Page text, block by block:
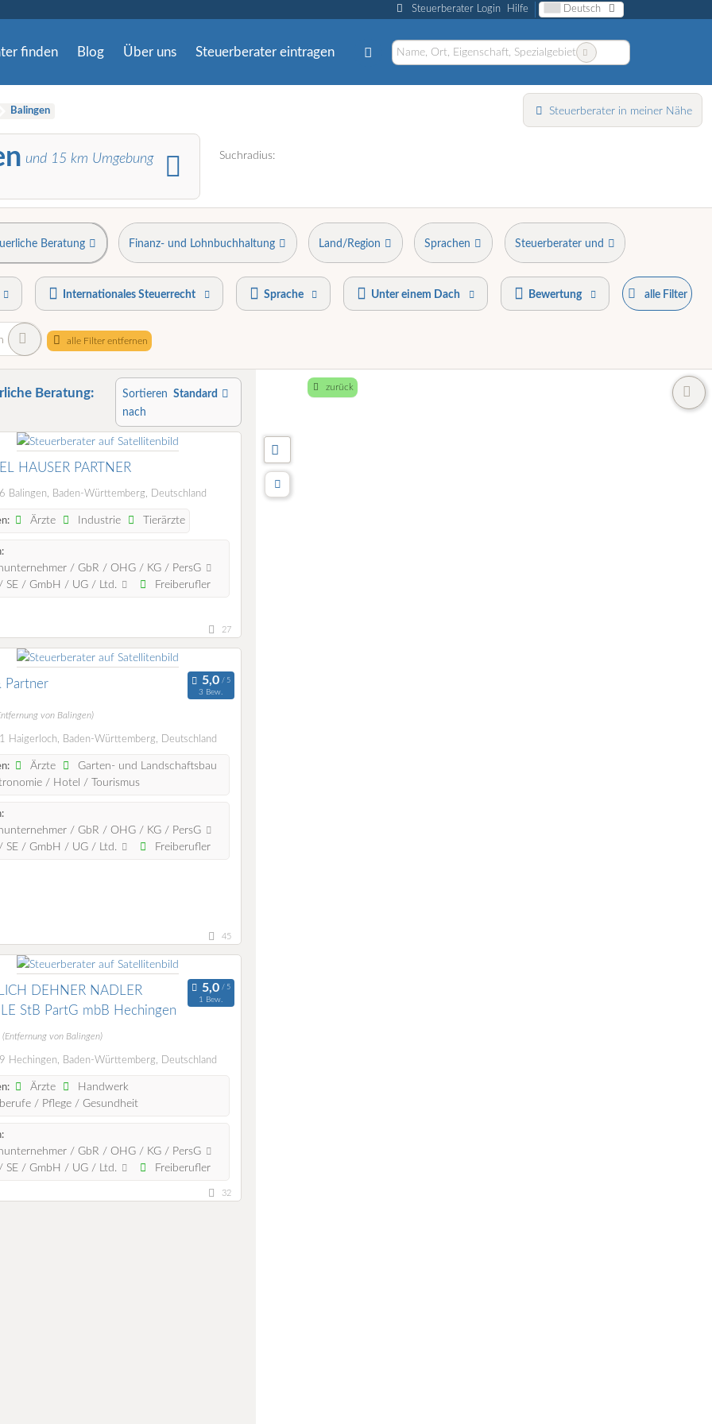
Steuerberater Login Hilfe Deutsch
finden Blog Über uns Steuerberater eintragen
Balingen Steuerberater in meiner Nähe
und 15 km Umgebung Suchradius:
Beratung Finanz- und Lohnbuchhaltung Land/Region Sprachen Steuerberater und
Internationales Steuerrecht Sprache Unter einem Dach Bewertung alle Filter
alle Filter entfernen
Beratung:
Sortieren
nach
Standard
HAUSER PARTNER
Balingen, Baden-Württemberg, Deutschland
Ärzte Industrie Tierärzte
/ GbR / OHG / KG / PersG
SE / GmbH / UG / Ltd.
Freiberufler
27
Partner
3 Bew.
von Balingen)
Haigerloch, Baden-Württemberg, Deutschland
Ärzte
Garten- und Landschaftsbau
/ Hotel / Tourismus
/ GbR / OHG / KG / PersG
SE / GmbH / UG / Ltd.
Freiberufler
45
DEHNER NADLER
StB PartG mbB Hechingen
1 Bew.
(Entfernung von Balingen)
Hechingen, Baden-Württemberg, Deutschland
Ärzte
Handwerk
/ Pflege / Gesundheit
/ GbR / OHG / KG / PersG
SE / GmbH / UG / Ltd.
Freiberufler
32
zurück